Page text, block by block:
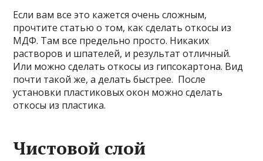
Если вам все это кажется очень сложным,
прочтите статью о том, как сделать откосы из
МДФ. Там все предельно просто. Никаких
растворов и шпателей, и результат отличный.
Или можно сделать откосы из гипсокартона. Вид
почти такой же, а делать быстрее. После
установки пластиковых окон можно сделать
откосы из пластика.
Чистовой слой